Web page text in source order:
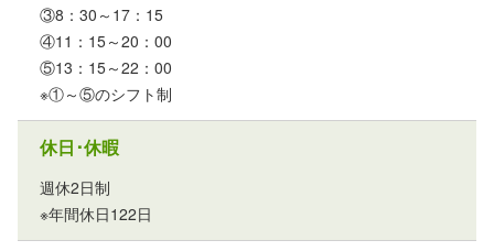
③8：30～17：15
④11：15～20：00
⑤13：15～22：00
※①～⑤のシフト制
休日･休暇
週休2日制
※年間休日122日